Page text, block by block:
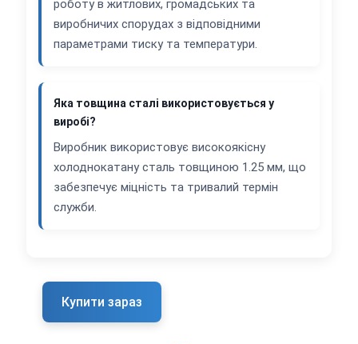
роботу в житлових, громадських та
виробничих спорудах з відповідними
параметрами тиску та температури.
Яка товщина сталі використовується у
виробі?
Виробник використовує високоякісну
холоднокатану сталь товщиною 1.25 мм, що
забезпечує міцність та тривалий термін
служби.
Купити зараз